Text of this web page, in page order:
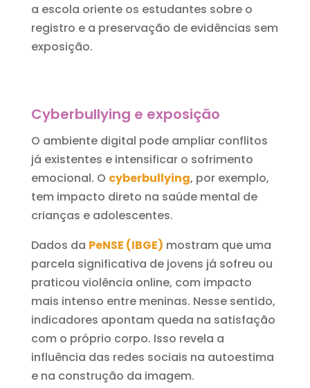
a escola oriente os estudantes sobre o
registro e a preservação de evidências sem
exposição.
Cyberbullying e exposição
O ambiente digital pode ampliar conflitos
já existentes e intensificar o sofrimento
emocional. O cyberbullying, por exemplo,
tem impacto direto na saúde mental de
crianças e adolescentes.
Dados da PeNSE (IBGE) mostram que uma
parcela significativa de jovens já sofreu ou
praticou violência online, com impacto
mais intenso entre meninas. Nesse sentido,
indicadores apontam queda na satisfação
com o próprio corpo. Isso revela a
influência das redes sociais na autoestima
e na construção da imagem.